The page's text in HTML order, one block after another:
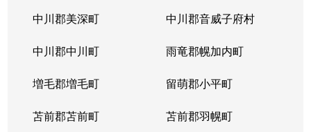
中川郡美深町 中川郡音威子府村
中川郡中川町 雨竜郡幌加内町
増毛郡増毛町 留萌郡小平町
苫前郡苫前町 苫前郡羽幌町